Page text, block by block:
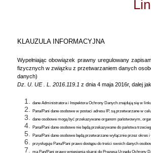
KLAUZULA INFORMACYJNA
Wypełniając obowiązek prawny uregulowany
fizycznych w związku z przetwarzaniem danych
danych)
Dz. U. UE . L. 2016.119.1 z dnia 4 maja 2016r, dalej
dane Administratora i Inspektora Ochrony Danych znajdują się w
Pana/Pani dane osobowe w postaci adresu IP, są przetwarzane w
dane osobowe mogą być przekazywane organom państwowym,
Pana/Pani dane osobowe nie będą przekazywane do państwa
Pana/Pani dane osobowe będą przetwarzane wyłącznie przez
przysługuje Panu/Pani prawo dostępu do treści swoich danych
ma Pan/Pani prawo wniesienia skargi do Prezesa Urzędu Ochrony